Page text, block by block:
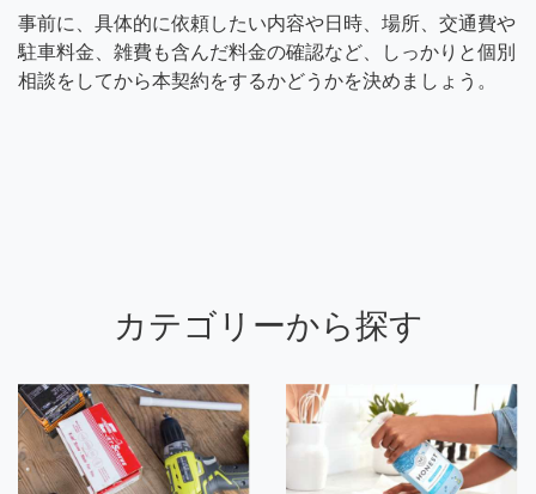
事前に、具体的に依頼したい内容や日時、場所、交通費や
駐車料金、雑費も含んだ料金の確認など、しっかりと個別
相談をしてから本契約をするかどうかを決めましょう。
カテゴリーから探す